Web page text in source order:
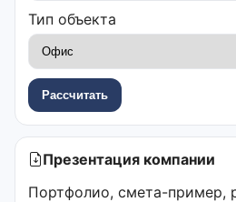
Тип объекта
Рассчитать
Презентация компании
Портфолио, смета-пример,